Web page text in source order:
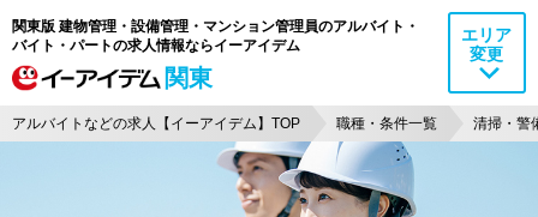
関東版 建物管理・設備管理・マンション管理員のアルバイト・
バイト・パートの求人情報ならイーアイデム
関東
エリア
変更
アルバイトなどの求人【イーアイデム】TOP 職種・条件一覧 清掃・警